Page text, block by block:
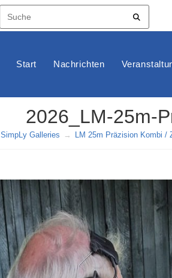
Start Nachrichten
2026_LM-25m-
SimpLy Galleries → LM 25m Präzision Kombi /